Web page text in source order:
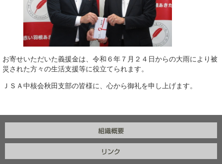
お寄せいただいた義援金は、令和６年７月２４日からの大雨により被
災された方々の生活支援等に役立てられます。
ＪＳＡ中核会秋田支部の皆様に、心から御礼を申し上げます。